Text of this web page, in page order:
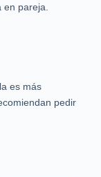
pareja.
es más
pedir